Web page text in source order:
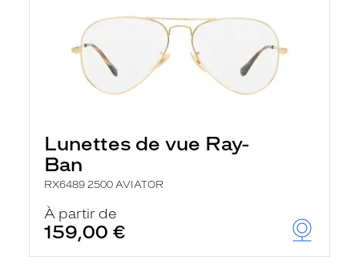
Lunettes de vue Ray-
Ban
RX6489 2500 AVIATOR
À partir de
159,00 €